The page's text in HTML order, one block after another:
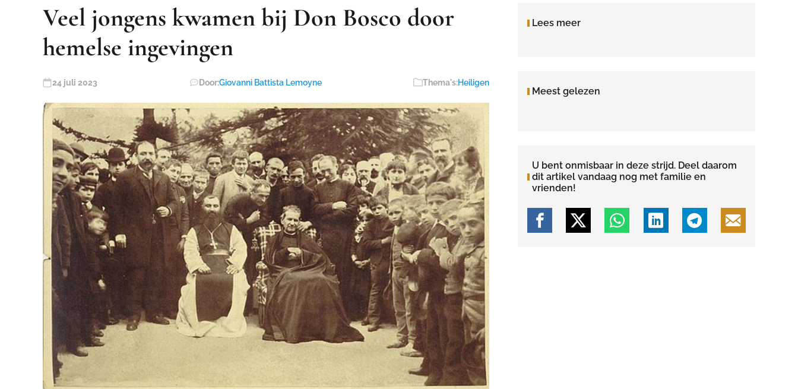
Veel jongens kwamen bij Don Bosco door
hemelse ingevingen
24 juli 2023 Door:Giovanni Battista Lemoyne Thema's:Heiligen
Lees meer
Meest gelezen
U bent onmisbaar in deze strijd. Deel daarom
dit artikel vandaag nog met familie en
vrienden!